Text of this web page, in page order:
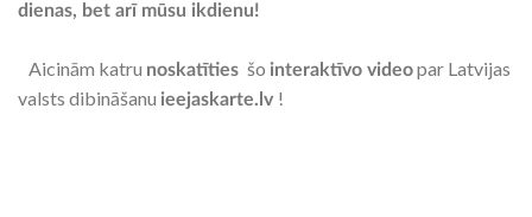
dienas, bet arī mūsu ikdienu!
Aicinām katru noskatīties šo interaktīvo videopar Latvijas
valsts dibināšanu ieejaskarte.lv !